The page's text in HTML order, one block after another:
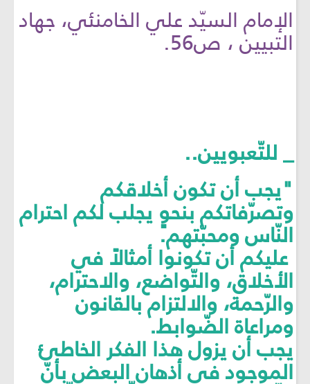
الإمام السيّد علي الخامنئي، جهاد
التبيين ، ص56.
_ للتّعبويين..
"يجب أن تكون أخلاقكم
وتصرّفاتكم بنحوٍ يجلب لكم احترام
النّاس ومحبّتهم.
عليكم أن تكونوا أمثالاً في
الأخلاق، والتّواضع، والاحترام،
والرّحمة، والالتزام بالقانون
ومراعاة الضّوابط.
يجب أن يزول هذا الفكر الخاطئ
الموجود في أذهان البعض بأنّ